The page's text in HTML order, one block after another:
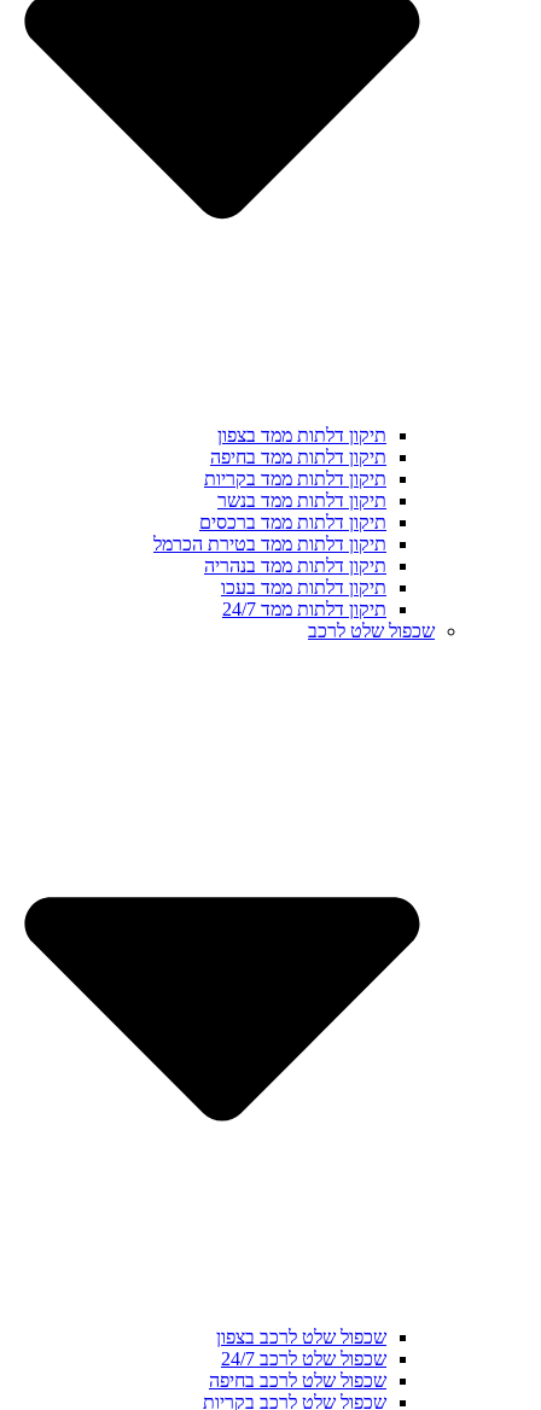
תיקון דלתות ממד בצפון
תיקון דלתות ממד בחיפה
תיקון דלתות ממד בקריות
תיקון דלתות ממד בנשר
תיקון דלתות ממד ברכסים
תיקון דלתות ממד בטירת הכרמל
תיקון דלתות ממד בנהריה
תיקון דלתות ממד בעכו
תיקון דלתות ממד 24/7
שכפול שלט לרכב
שכפול שלט לרכב בצפון
שכפול שלט לרכב 24/7
שכפול שלט לרכב בחיפה
שכפול שלט לרכב בקריות